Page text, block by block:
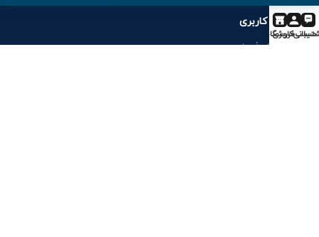
فرم های کاربری
درخواست خرید
حساب کاربری
فروشگاه